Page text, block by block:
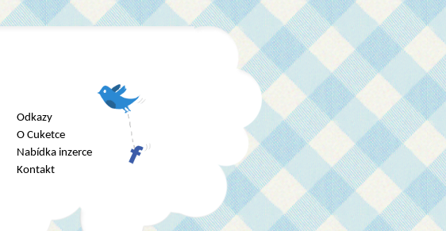
Odkazy
O Cuketce
Nabídka inzerce
Kontakt